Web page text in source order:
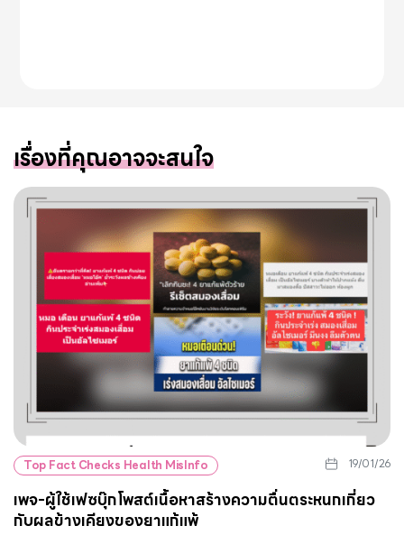
เรื่องที่คุณอาจจะสนใจ
Top Fact Checks Health MisInfo 19/01/26
เพจ-ผู้ใช้เฟซบุ๊กโพสต์เนื้อหาสร้างความตื่นตระหนกเกี่ยว
กับผลข้างเคียงของยาแก้แพ้